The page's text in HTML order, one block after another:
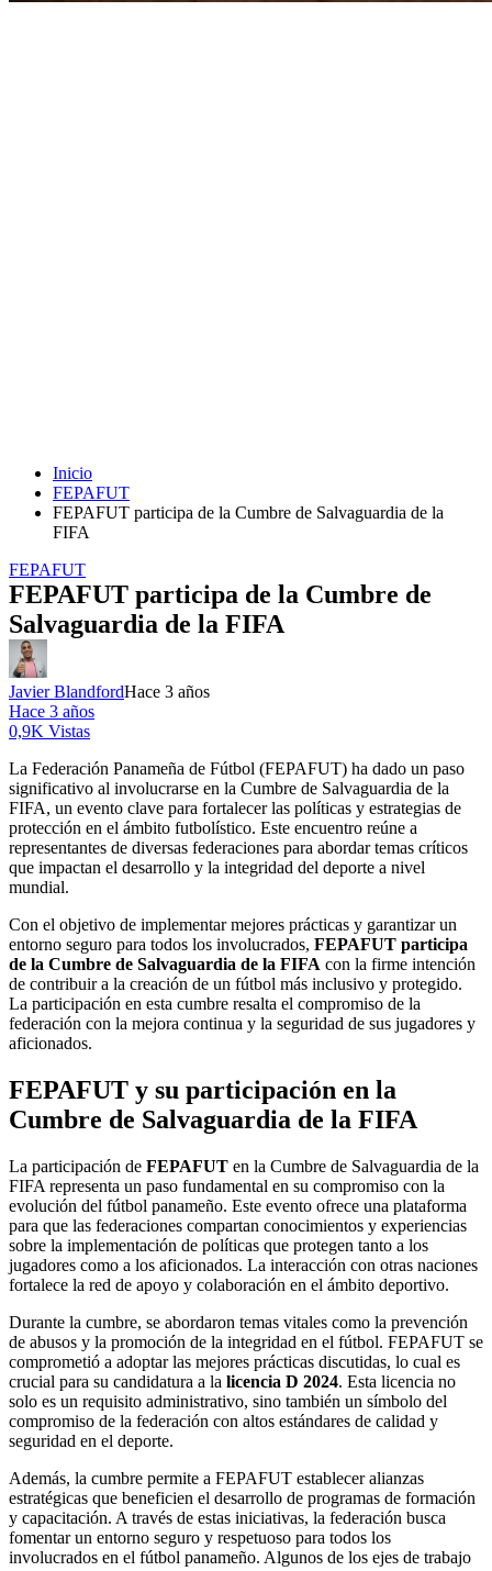
Inicio
FEPAFUT
FEPAFUT participa de la Cumbre de Salvaguardia de la
FIFA
FEPAFUT
FEPAFUT participa de la Cumbre de
Salvaguardia de la FIFA
Javier BlandfordHace 3 años
Hace 3 años
0,9K Vistas
La Federación Panameña de Fútbol (FEPAFUT) ha dado un paso
significativo al involucrarse en la Cumbre de Salvaguardia de la
FIFA, un evento clave para fortalecer las políticas y estrategias de
protección en el ámbito futbolístico. Este encuentro reúne a
representantes de diversas federaciones para abordar temas críticos
que impactan el desarrollo y la integridad del deporte a nivel
mundial.
Con el objetivo de implementar mejores prácticas y garantizar un
entorno seguro para todos los involucrados, FEPAFUT participa
de la Cumbre de Salvaguardia de la FIFA con la firme intención
de contribuir a la creación de un fútbol más inclusivo y protegido.
La participación en esta cumbre resalta el compromiso de la
federación con la mejora continua y la seguridad de sus jugadores y
aficionados.
FEPAFUT y su participación en la
Cumbre de Salvaguardia de la FIFA
La participación de FEPAFUT en la Cumbre de Salvaguardia de la
FIFA representa un paso fundamental en su compromiso con la
evolución del fútbol panameño. Este evento ofrece una plataforma
para que las federaciones compartan conocimientos y experiencias
sobre la implementación de políticas que protegen tanto a los
jugadores como a los aficionados. La interacción con otras naciones
fortalece la red de apoyo y colaboración en el ámbito deportivo.
Durante la cumbre, se abordaron temas vitales como la prevención
de abusos y la promoción de la integridad en el fútbol. FEPAFUT se
comprometió a adoptar las mejores prácticas discutidas, lo cual es
crucial para su candidatura a la licencia D 2024. Esta licencia no
solo es un requisito administrativo, sino también un símbolo del
compromiso de la federación con altos estándares de calidad y
seguridad en el deporte.
Además, la cumbre permite a FEPAFUT establecer alianzas
estratégicas que beneficien el desarrollo de programas de formación
y capacitación. A través de estas iniciativas, la federación busca
fomentar un entorno seguro y respetuoso para todos los
involucrados en el fútbol panameño. Algunos de los ejes de trabajo